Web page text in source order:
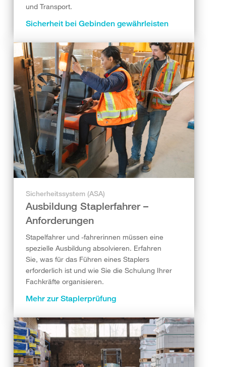
und Transport.
Sicherheit bei Gebinden gewährleisten
Sicherheitssystem (ASA)
Ausbildung Staplerfahrer –
Anforderungen
Stapelfahrer und -fahrerinnen müssen eine
spezielle Ausbildung absolvieren. Erfahren
Sie, was für das Führen eines Staplers
erforderlich ist und wie Sie die Schulung Ihrer
Fachkräfte organisieren.
Mehr zur Staplerprüfung